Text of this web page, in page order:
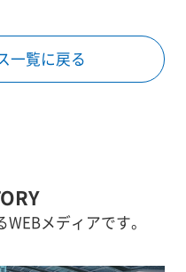
一覧に戻る
メディアです。